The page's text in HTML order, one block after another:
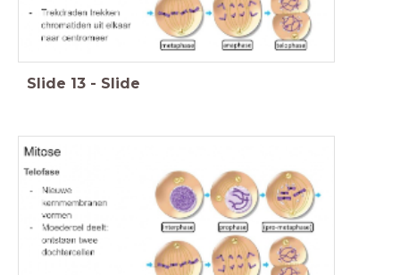
Slide 13 - Slide